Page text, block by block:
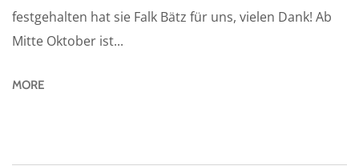
festgehalten hat sie Falk Bätz für uns, vielen Dank! Ab
Mitte Oktober ist...
MORE